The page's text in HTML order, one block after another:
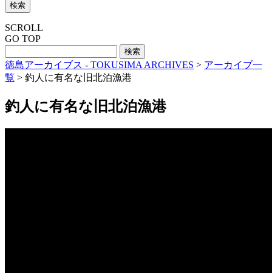
検索
SCROLL
GO TOP
徳島アーカイブス - TOKUSIMA ARCHIVES > アーカイブ一
覧 > 釣人に有名な旧北泊漁港
釣人に有名な旧北泊漁港